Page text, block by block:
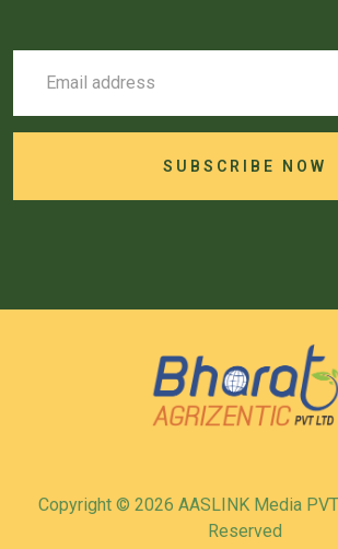
SUBSCRIBE NOW
Copyright © 2026 AASLINK Media
Reserved